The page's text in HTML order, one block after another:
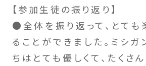
【参加生徒の振り返り】
●全体を振り返って、とても
ることができました。ミシ
ちはとても優しくて、たくさ